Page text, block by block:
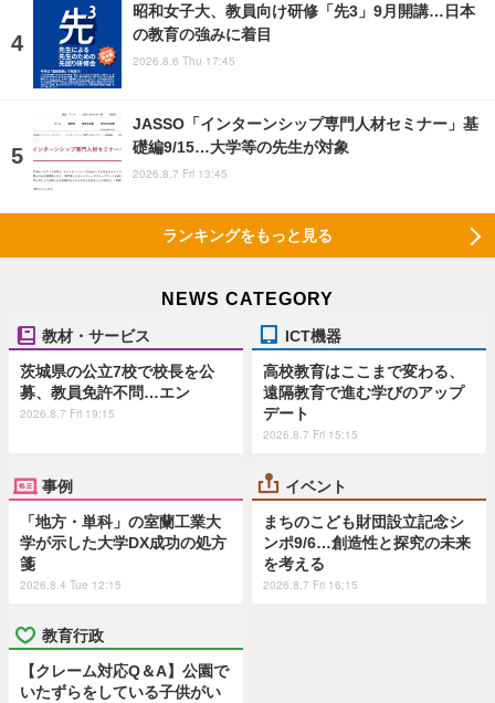
昭和女子大、教員向け研修「先3」9月開講…日本
の教育の強みに着目
2026.8.6 Thu 17:45
JASSO「インターンシップ専門人材セミナー」基
礎編9/15…大学等の先生が対象
2026.8.7 Fri 13:45
ランキングをもっと見る
NEWS CATEGORY
教材・サービス
茨城県の公立7校で校長を公
募、教員免許不問…エン
2026.8.7 Fri 19:15
ICT機器
高校教育はここまで変わる、
遠隔教育で進む学びのアップ
デート
2026.8.7 Fri 15:15
事例
「地方・単科」の室蘭工業大
学が示した大学DX成功の処方
箋
2026.8.4 Tue 12:15
イベント
まちのこども財団設立記念シ
ンポ9/6…創造性と探究の未来
を考える
2026.8.7 Fri 16:15
教育行政
【クレーム対応Q＆A】公園で
いたずらをしている子供がい